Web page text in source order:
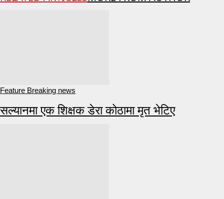
Feature Breaking news
सल्यानमा एक शिक्षक डेरा कोठामा मृत भेटिए